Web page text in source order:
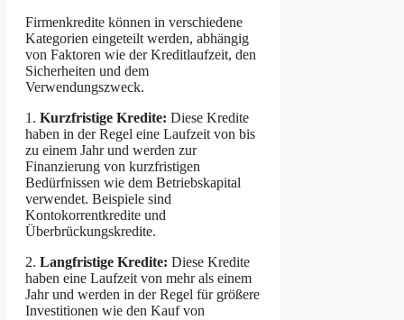
Firmenkredite können in verschiedene
Kategorien eingeteilt werden, abhängig
von Faktoren wie der Kreditlaufzeit, den
Sicherheiten und dem
Verwendungszweck.
1. Kurzfristige Kredite: Diese Kredite
haben in der Regel eine Laufzeit von bis
zu einem Jahr und werden zur
Finanzierung von kurzfristigen
Bedürfnissen wie dem Betriebskapital
verwendet. Beispiele sind
Kontokorrentkredite und
Überbrückungskredite.
2. Langfristige Kredite: Diese Kredite
haben eine Laufzeit von mehr als einem
Jahr und werden in der Regel für größere
Investitionen wie den Kauf von